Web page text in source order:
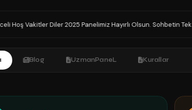
Hayırlı Olsun. Sohbetin Tek Adresindesiniz İyi Sohbetler.
Blog UzmanPaneL Kurallar